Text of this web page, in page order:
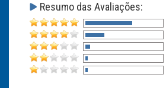
Resumo das Avaliações: